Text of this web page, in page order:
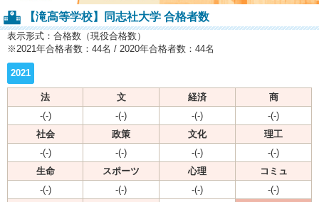
【滝高等学校】同志社大学 合格者数
表示形式：合格数（現役合格数）
※2021年合格者数：44名 / 2020年合格者数：44名
2021
法 文 経済
商
-(-)
-(-) -(-)
-(-)
社会
政策 文化
理工
-(-)
-(-) -(-)
-(-)
生命
スポーツ 心理
コミュ
-(-)
-(-) -(-)
-(-)